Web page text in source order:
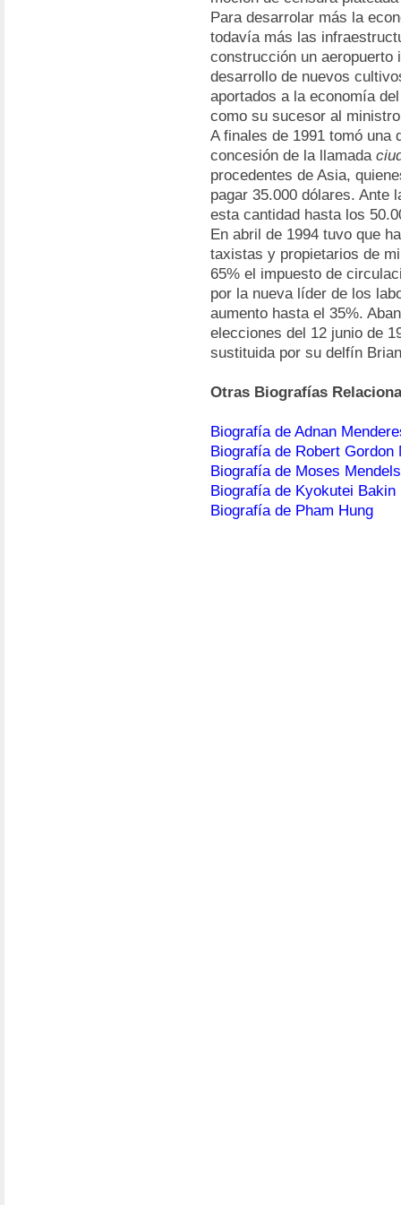
Para desarrolar más la
todavía más las
construcción un aeropuerto
desarrollo de nuevos
aportados a la economía
como su sucesor al
A finales de 1991 tomó una
concesión de la llamada
procedentes de Asia,
pagar 35.000 dólares. Ante
esta cantidad hasta los
En abril de 1994 tuvo que
taxistas y propietarios de
65% el impuesto de
por la nueva líder de los
aumento hasta el 35%.
elecciones del 12 junio de
sustituida por su delfín
Otras Biografías
Biografía de Adnan
Biografía de Robert Gordon
Biografía de Moses
Biografía de Kyokutei Bakin
Biografía de Pham Hung